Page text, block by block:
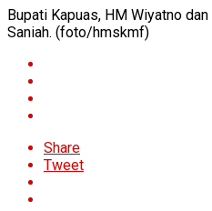
Bupati Kapuas, HM Wiyatno
Saniah. (foto/hmskmf)
Share
Tweet